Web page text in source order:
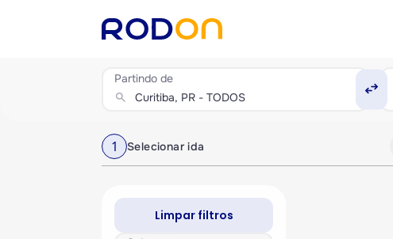
Partindo de
search swap_horiz
1 Selecionar ida
Limpar filtros